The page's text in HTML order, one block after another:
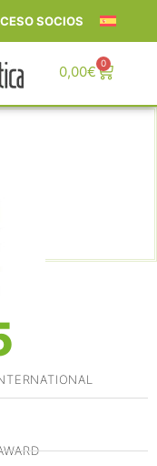
SOCIOS
0,00€ 0